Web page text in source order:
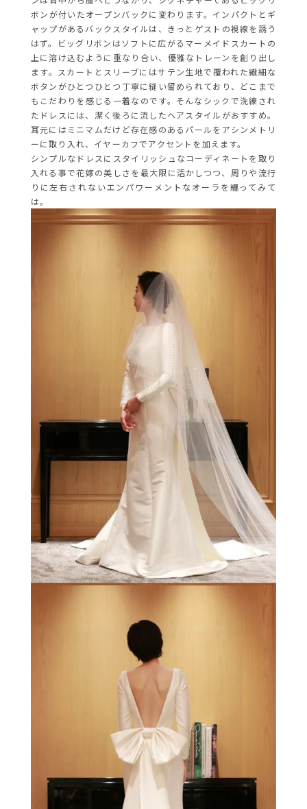
ボンが付いたオープンバックに変わります。インパクトとギ
ャップがあるバックスタイルは、きっとゲストの視線を誘う
はず。ビッグリボンはソフトに広がるマーメイドスカートの
上に溶け込むように重なり合い、優雅なトレーンを創り出し
ます。スカートとスリーブにはサテン生地で覆われた繊細な
ボタンがひとつひとつ丁寧に縫い留められており、どこまで
もこだわりを感じる一着なのです。そんなシックで洗練され
たドレスには、潔く後ろに流したヘアスタイルがおすすめ。
耳元にはミニマムだけど存在感のあるパールをアシンメトリ
ーに取り入れ、イヤーカフでアクセントを加えます。
シンプルなドレスにスタイリッシュなコーディネートを取り
入れる事で花嫁の美しさを最大限に活かしつつ、周りや流行
りに左右されないエンパワーメントなオーラを纏ってみて
は。